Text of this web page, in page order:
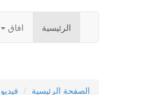
الرئيسية افاق
الصفحة الرئيسية فيديو